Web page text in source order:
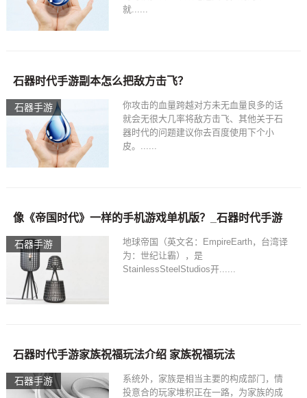
就......
石器手游
石器时代手游副本怎么把敌方击飞？
你攻击的血量跨越对方未无血量良多的话
就会无很大几率将敌方击飞、其他关于石
器时代的问题建议你去百度使用下个小
皮。......
石器手游
像《帝国时代》一样的手机游戏单机版？_石器时代手游
地球帝国（英文名：EmpireEarth，台湾译
为：世纪让霸），是
StainlessSteelStudios开......
石器手游
石器时代手游家族祝福玩法介绍 家族祝福玩法
系统外，家族是相当主要的构成部门，情
投意合的玩家堆积正在一路，为家族的成